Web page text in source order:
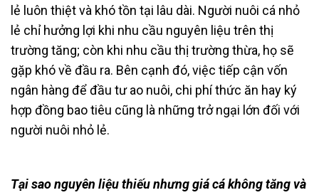
lẻ luôn thiệt và khó tồn tại lâu dài. Người nuôi cá nhỏ
lẻ chỉ hưởng lợi khi nhu cầu nguyên liệu trên thị
trường tăng; còn khi nhu cầu thị trường thừa, họ sẽ
gặp khó về đầu ra. Bên cạnh đó, việc tiếp cận vốn
ngân hàng để đầu tư ao nuôi, chi phí thức ăn hay ký
hợp đồng bao tiêu cũng là những trở ngại lớn đối với
người nuôi nhỏ lẻ.
Tại sao nguyên liệu thiếu nhưng giá cá không tăng và